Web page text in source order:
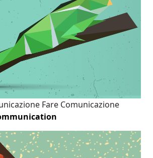
Fare Comunicazione